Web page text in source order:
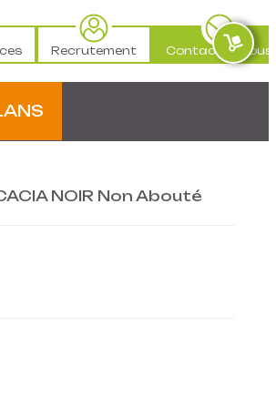
Recrutement Contactez-nous
NOIR Non Abouté